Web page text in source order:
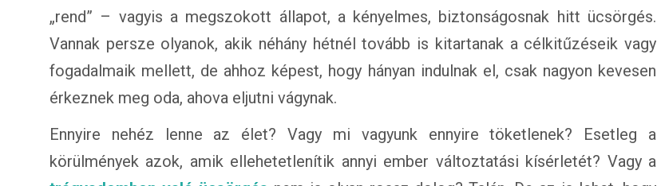
„rend” – vagyis a megszokott állapot, a kényelmes, biztonságosnak hitt ücsörgés.
Vannak persze olyanok, akik néhány hétnél tovább is kitartanak a célkitűzéseik vagy
fogadalmaik mellett, de ahhoz képest, hogy hányan indulnak el, csak nagyon kevesen
érkeznek meg oda, ahova eljutni vágynak.
Ennyire nehéz lenne az élet? Vagy mi vagyunk ennyire töketlenek? Esetleg a
körülmények azok, amik ellehetetlenítik annyi ember változtatási kísérletét? Vagy a